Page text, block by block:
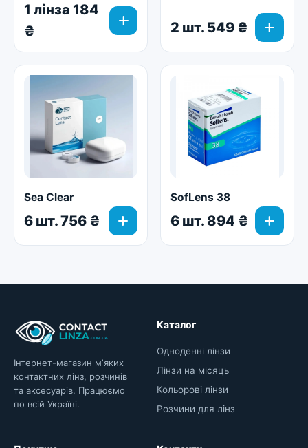
1 лінза 184
₴
add 2 шт. 549 ₴ add
Sea Clear
6 шт. 756 ₴ add
SofLens 38
6 шт. 894 ₴ add
Інтернет-магазин мʼяких
контактних лінз, розчинів
та аксесуарів. Працюємо
по всій Україні.
Каталог
Одноденні лінзи
Лінзи на місяць
Кольорові лінзи
Розчини для лінз